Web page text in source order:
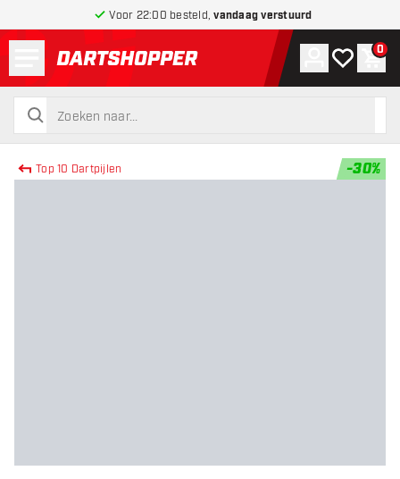
Voor 22:00 besteld,vandaag verstuurd
terug naar home pagina
zoeken
zoeken
Account
Mijn 0
Top 10 Dartpijlen -30%